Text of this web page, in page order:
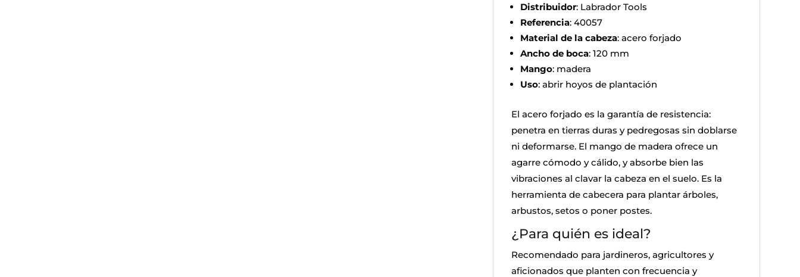
Distribuidor: Labrador Tools
Referencia: 40057
Material de la cabeza: acero forjado
Ancho de boca: 120 mm
Mango: madera
Uso: abrir hoyos de plantación
El acero forjado es la garantía de resistencia:
penetra en tierras duras y pedregosas sin doblarse
ni deformarse. El mango de madera ofrece un
agarre cómodo y cálido, y absorbe bien las
vibraciones al clavar la cabeza en el suelo. Es la
herramienta de cabecera para plantar árboles,
arbustos, setos o poner postes.
¿Para quién es ideal?
Recomendado para jardineros, agricultores y
aficionados que planten con frecuencia y